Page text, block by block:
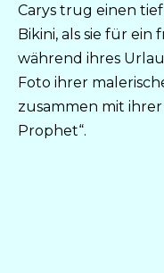
Carys trug einen
Bikini, als sie für ein
während ihres
Foto ihrer
zusammen mit
Prophet“.